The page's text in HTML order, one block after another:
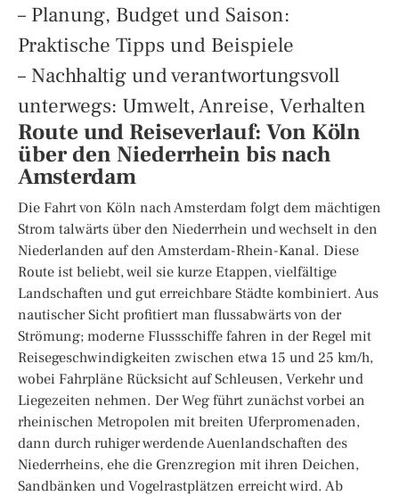
– Planung, Budget und Saison:
Praktische Tipps und Beispiele
– Nachhaltig und verantwortungsvoll
unterwegs: Umwelt, Anreise, Verhalten
Route und Reiseverlauf: Von Köln
über den Niederrhein bis nach
Amsterdam
Die Fahrt von Köln nach Amsterdam folgt dem mächtigen
Strom talwärts über den Niederrhein und wechselt in den
Niederlanden auf den Amsterdam-Rhein-Kanal. Diese
Route ist beliebt, weil sie kurze Etappen, vielfältige
Landschaften und gut erreichbare Städte kombiniert. Aus
nautischer Sicht profitiert man flussabwärts von der
Strömung; moderne Flussschiffe fahren in der Regel mit
Reisegeschwindigkeiten zwischen etwa 15 und 25 km/h,
wobei Fahrpläne Rücksicht auf Schleusen, Verkehr und
Liegezeiten nehmen. Der Weg führt zunächst vorbei an
rheinischen Metropolen mit breiten Uferpromenaden,
dann durch ruhiger werdende Auenlandschaften des
Niederrheins, ehe die Grenzregion mit ihren Deichen,
Sandbänken und Vogelrastplätzen erreicht wird. Ab